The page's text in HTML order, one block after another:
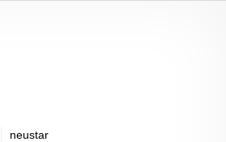
neustar